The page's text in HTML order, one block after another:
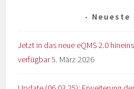
Neueste
Jetzt in das neue eQMS 2.0
verfügbar5. März 2026